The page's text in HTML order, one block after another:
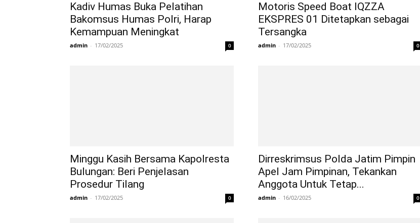
Kadiv Humas Buka Pelatihan
Bakomsus Humas Polri, Harap
Kemampuan Meningkat
admin - 17/02/2025 0
Motoris Speed Boat IQZZA
EKSPRES 01 Ditetapkan sebagai
Tersangka
admin - 17/02/2025 0
Minggu Kasih Bersama Kapolresta
Bulungan: Beri Penjelasan
Prosedur Tilang
admin - 17/02/2025 0
Dirreskrimsus Polda Jatim Pimpin
Apel Jam Pimpinan, Tekankan
Anggota Untuk Tetap...
admin - 16/02/2025 0